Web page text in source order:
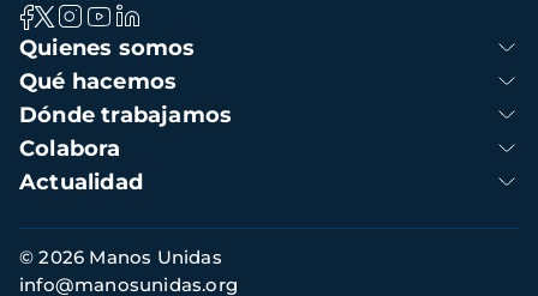
Navegación
principal
Quienes somos
Qué hacemos
Dónde trabajamos
Colabora
Actualidad
Información
de
© 2026 Manos Unidas
info@manosunidas.org